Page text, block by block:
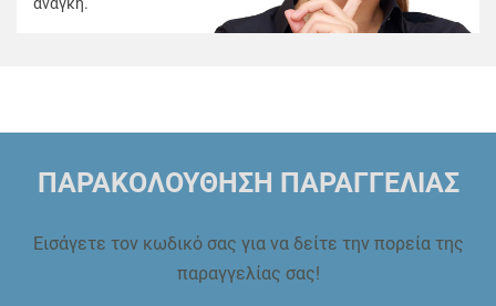
ΠΑΡΑΚΟΛΟΥΘΗΣΗ ΠΑΡΑΓΓΕΛΙΑΣ
Εισάγετε τον κωδικό σας για να δείτε την πορεία της
παραγγελίας σας!